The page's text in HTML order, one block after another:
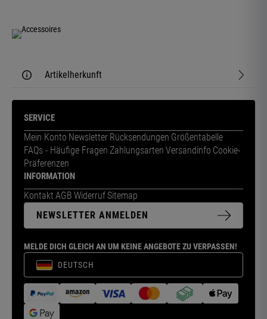
Artikelherkunft
SERVICE
Mein Konto Newsletter Rücksendungen Größentabelle
FAQs - Häufige Fragen Zahlungsarten Versandinfo Cookie-
Präferenzen
INFORMATION
Kontakt AGB Widerruf Sitemap
NEWSLETTER ANMELDEN
MELDE DICH GLEICH AN UM KEINE ANGEBOTE ZU VERPASSEN!
DEUTSCH